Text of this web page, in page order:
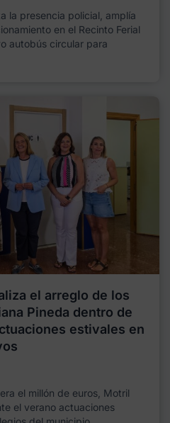
la presencia policial, amplía
en el Recinto Ferial
autobús circular para
el arreglo de los
Pineda dentro de
estivales en
el millón de euros, Motril
el verano actuaciones